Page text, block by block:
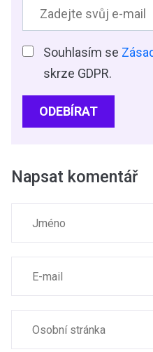
Souhlasím se
skrze GDPR.
ODEBÍRAT
Napsat komentář